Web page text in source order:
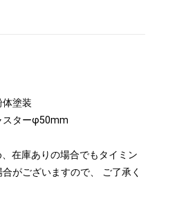
塗装
スターφ50mm
在庫ありの場合でもタイミン
がございますので、 ご了承く